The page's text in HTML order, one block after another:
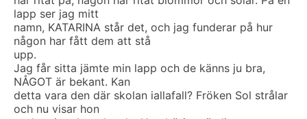
lapp ser jag mitt
namn, KATARINA står det, och jag funderar på hur
någon har fått dem att stå
upp.
Jag får sitta jämte min lapp och de känns ju bra,
NÅGOT är bekant. Kan
detta vara den där skolan iallafall? Fröken Sol strålar
och nu visar hon